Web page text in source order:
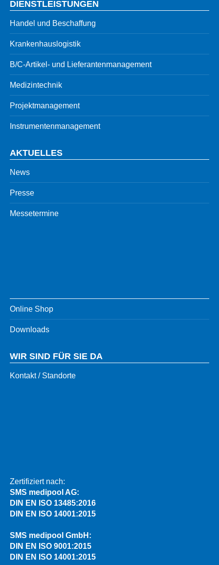
DIENSTLEISTUNGEN
Handel und Beschaffung
Krankenhauslogistik
B/C-Artikel- und Lieferantenmanagement
Medizintechnik
Projektmanagement
Instrumentenmanagement
AKTUELLES
News
Presse
Messetermine
Online Shop
Downloads
WIR SIND FÜR SIE DA
Kontakt / Standorte
Zertifiziert nach:
SMS medipool AG:
DIN EN ISO 13485:2016
DIN EN ISO 14001:2015
SMS medipool GmbH:
DIN EN ISO 9001:2015
DIN EN ISO 14001:2015